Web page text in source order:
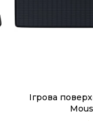
Ігрова